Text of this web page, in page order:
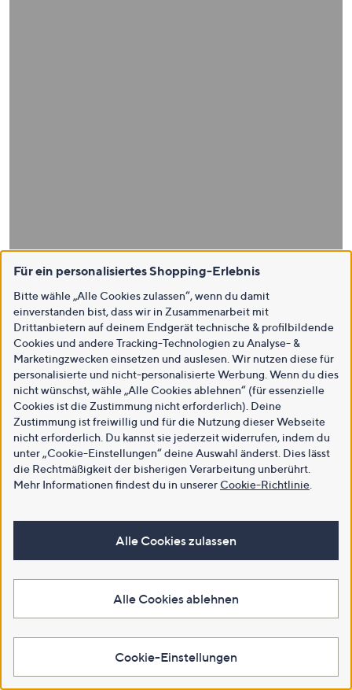
Für ein personalisiertes Shopping-Erlebnis
Bitte wähle „Alle Cookies zulassen“, wenn du damit
einverstanden bist, dass wir in Zusammenarbeit mit
Drittanbietern auf deinem Endgerät technische & profilbildende
Cookies und andere Tracking-Technologien zu Analyse- &
Marketingzwecken einsetzen und auslesen. Wir nutzen diese für
personalisierte und nicht-personalisierte Werbung. Wenn du dies
nicht wünschst, wähle „Alle Cookies ablehnen“ (für essenzielle
Cookies ist die Zustimmung nicht erforderlich). Deine
Zustimmung ist freiwillig und für die Nutzung dieser Webseite
nicht erforderlich. Du kannst sie jederzeit widerrufen, indem du
unter „Cookie-Einstellungen“ deine Auswahl änderst. Dies lässt
die Rechtmäßigkeit der bisherigen Verarbeitung unberührt.
Mehr Informationen findest du in unsererCookie-Richtlinie
Alle Cookies zulassen
Alle Cookies ablehnen
Cookie-Einstellungen